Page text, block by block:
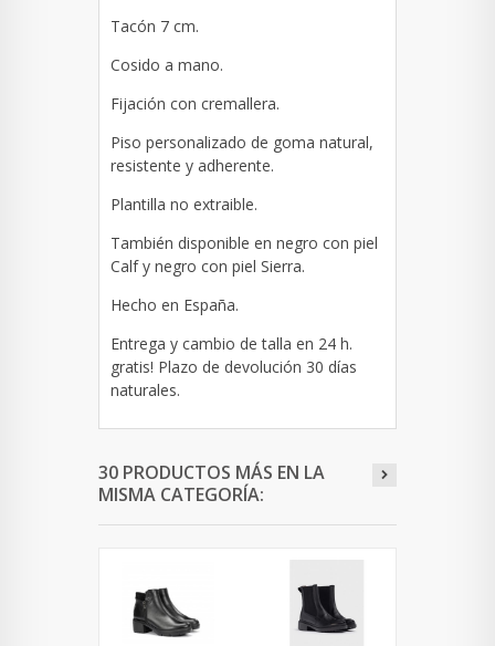
Tacón 7 cm.
Cosido a mano.
Fijación con cremallera.
Piso personalizado de goma natural,
resistente y adherente.
Plantilla no extraible.
También disponible en negro con piel
Calf y negro con piel Sierra.
Hecho en España.
Entrega y cambio de talla en 24 h.
gratis! Plazo de devolución 30 días
naturales.
30 PRODUCTOS MÁS EN LA
MISMA CATEGORÍA: